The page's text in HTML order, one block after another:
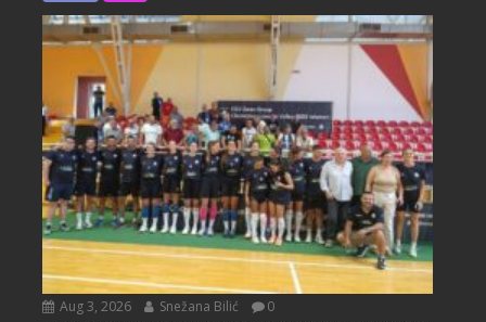
Aug 3, 2026 Snežana Bilić 0